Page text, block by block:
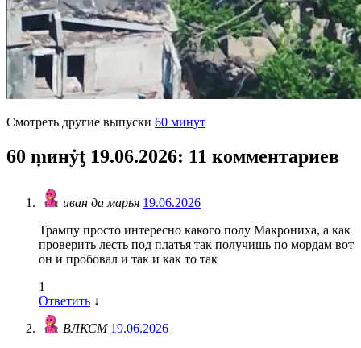
Смотреть другие выпуски 60 минут
60 ṃинẏƫ 19.06.2026: 11 комментариев
иван да марья 19.06.2026
Трампу просто интересно какого полу Макрониха, а как
проверить лесть под платья так получишь по мордам вот
он и пробовал и так и как то так
1
Ответить ↓
ВЛКСМ 19.06.2026